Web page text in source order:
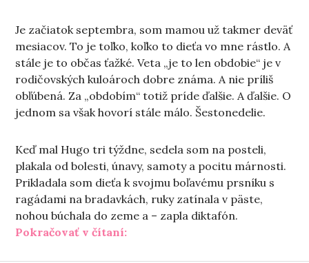
Je začiatok septembra, som mamou už takmer deväť
mesiacov. To je toľko, koľko to dieťa vo mne rástlo. A
stále je to občas ťažké. Veta „je to len obdobie“ je v
rodičovských kuloároch dobre známa. A nie príliš
obľúbená. Za „obdobím“ totiž príde ďalšie. A ďalšie. O
jednom sa však hovorí stále málo. Šestonedelie.
Keď mal Hugo tri týždne, sedela som na posteli,
plakala od bolesti, únavy, samoty a pocitu márnosti.
Prikladala som dieťa k svojmu boľavému prsníku s
ragádami na bradavkách, ruky zatínala v päste,
nohou búchala do zeme a – zapla diktafón.
Pokračovať v čítaní:„Ako predýchať šestonedelie“